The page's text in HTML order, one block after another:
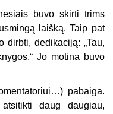
buvo skirti trims
laišką. Taip pat
dirbti, dedikaciją: „Tau,
Jo motina buvo
pabaiga.
daug daugiau,